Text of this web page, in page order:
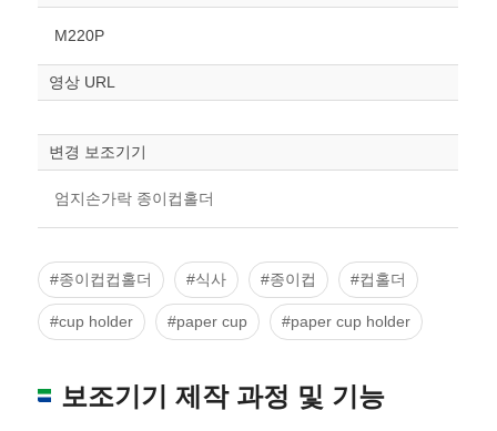
스케일
M220P
영상 URL
변경 보조기기
엄지손가락 종이컵홀더
#종이컵컵홀더 #식사 #종이컵 #컵홀더
#cup holder #paper cup #paper cup holder
보조기기 제작 과정 및 기능